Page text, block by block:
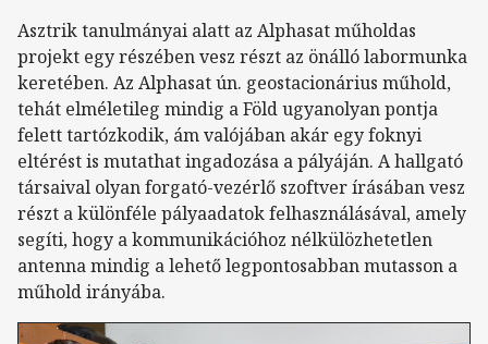
Asztrik tanulmányai alatt az Alphasat műholdas
projekt egy részében vesz részt az önálló labormunka
keretében. Az Alphasat ún. geostacionárius műhold,
tehát elméletileg mindig a Föld ugyanolyan pontja
felett tartózkodik, ám valójában akár egy foknyi
eltérést is mutathat ingadozása a pályáján. A hallgató
társaival olyan forgató-vezérlő szoftver írásában vesz
részt a különféle pályaadatok felhasználásával, amely
segíti, hogy a kommunikációhoz nélkülözhetetlen
antenna mindig a lehető legpontosabban mutasson a
műhold irányába.